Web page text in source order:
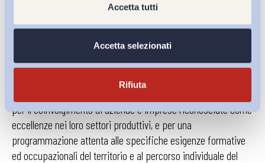
Accetta tutti
Accetta selezionati
Rifiuta
gli studenti che hanno concluso il loro percorso nel triennio
2015 – 2017, su un totale di 57 ex-studenti, solo 5 sono
disoccupati: tutti gli altri lavorano regolarmente.
per il coinvolgimento di aziende e imprese riconosciute come
eccellenze nei loro settori produttivi, e per una
programmazione attenta alle specifiche esigenze formative
ed occupazionali del territorio e al percorso individuale del